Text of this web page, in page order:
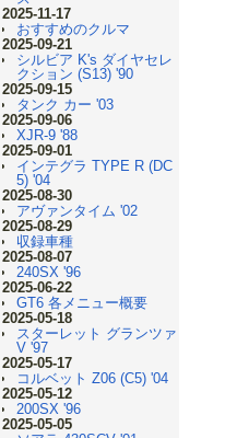
2025-11-17
おすすめのクルマ
2025-09-21
シルビア K's ダイヤセレ
クション (S13) '90
2025-09-15
タンク カー '03
2025-09-06
XJR-9 '88
2025-09-01
インテグラ TYPE R (DC
5) '04
2025-08-30
アヴァンタイム '02
2025-08-29
収録車種
2025-08-07
240SX '96
2025-06-22
GT6 各メニュー概要
2025-05-18
スターレット グランツァ
V '97
2025-05-17
コルベット Z06 (C5) '04
2025-05-12
200SX '96
2025-05-05